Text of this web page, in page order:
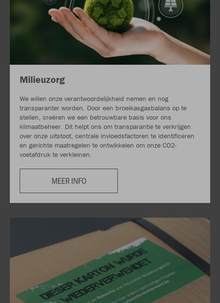
Milieuzorg
We willen onze verantwoordelijkheid nemen en nog
transparanter worden. Door een broeikasgasbalans op te
stellen, creëren we een betrouwbare basis voor ons
klimaatbeheer. Dit helpt ons om transparantie te verkrijgen
over onze uitstoot, centrale invloedsfactoren te identificeren
en gerichte maatregelen te ontwikkelen om onze CO2-
voetafdruk te verkleinen.
MEER INFO